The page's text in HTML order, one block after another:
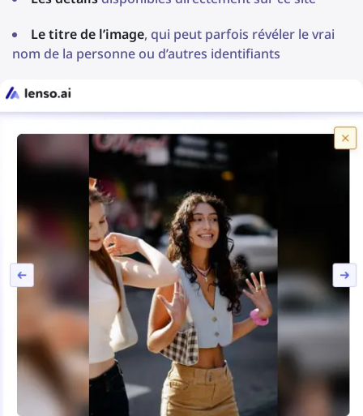
Le titre de l’image, qui peut parfois révéler le vrai
nom de la personne ou d’autres identifiants